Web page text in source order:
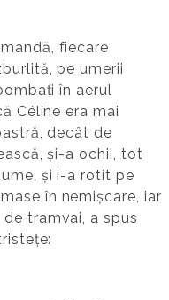
fiecare
pe umerii
în aerul
Céline era mai
decât de
și-a ochii, tot
și i-a rotit pe
în nemișcare, iar
tramvai, a spus